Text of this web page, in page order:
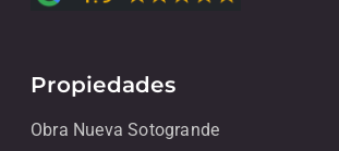
Propiedades
Obra Nueva Sotogrande